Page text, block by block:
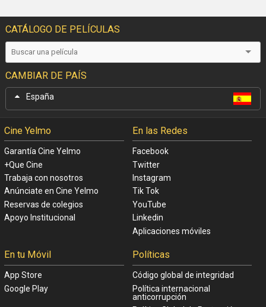
CATÁLOGO DE PELÍCULAS
CAMBIAR DE PAÍS
España
Cine Yelmo
Garantía Cine Yelmo
+Que Cine
Trabaja con nosotros
Anúnciate en Cine Yelmo
Reservas de colegios
Apoyo Institucional
En las Redes
Facebook
Twitter
Instagram
Tik Tok
YouTube
Linkedin
Aplicaciones móviles
En tu Móvil
App Store
Google Play
Políticas
Código global de integridad
Política internacional
anticorrupción